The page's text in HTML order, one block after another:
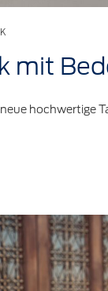
mit
hochwertige